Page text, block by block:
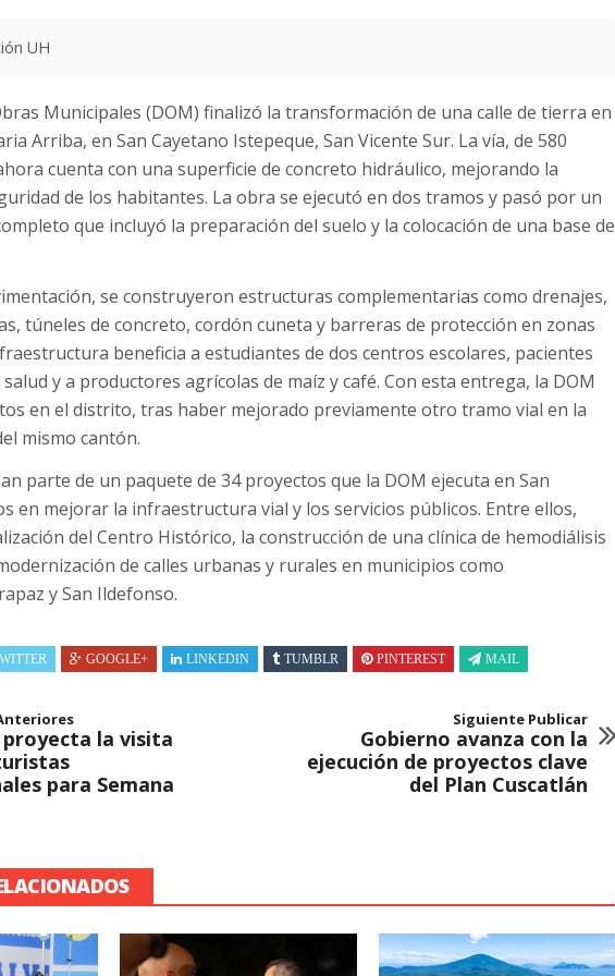
UH
Municipales (DOM) finalizó la transformación de una calle de tierra en
Arriba, en San Cayetano Istepeque, San Vicente Sur. La vía, de 580
cuenta con una superficie de concreto hidráulico, mejorando la
de los habitantes. La obra se ejecutó en dos tramos y pasó por un
que incluyó la preparación del suelo y la colocación de una base de
se construyeron estructuras complementarias como drenajes,
túneles de concreto, cordón cuneta y barreras de protección en zonas
beneficia a estudiantes de dos centros escolares, pacientes
y a productores agrícolas de maíz y café. Con esta entrega, la DOM
en el distrito, tras haber mejorado previamente otro tramo vial en la
mismo cantón.
parte de un paquete de 34 proyectos que la DOM ejecuta en San
en mejorar la infraestructura vial y los servicios públicos. Entre ellos,
del Centro Histórico, la construcción de una clínica de hemodiálisis
de calles urbanas y rurales en municipios como
y San Ildefonso.
GOOGLE+ LINKEDIN TUMBLR PINTEREST MAIL
proyecta la visita
para Semana
Siguiente Publicar
Gobierno avanza con la
ejecución de proyectos clave
del Plan Cuscatlán